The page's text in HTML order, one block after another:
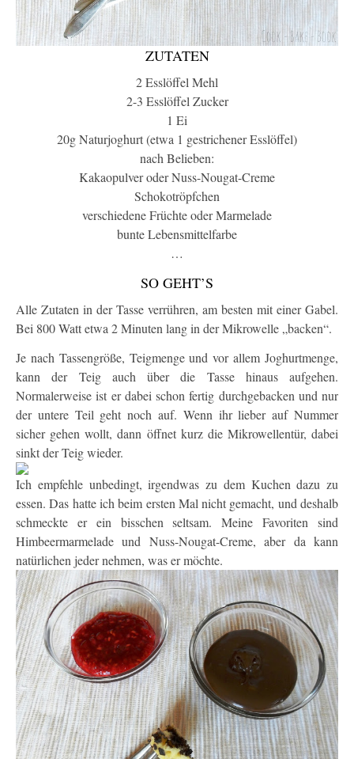
ZUTATEN
2 Esslöffel Mehl
2-3 Esslöffel Zucker
1 Ei
20g Naturjoghurt (etwa 1 gestrichener Esslöffel)
nach Belieben:
Kakaopulver oder Nuss-Nougat-Creme
Schokotröpfchen
verschiedene Früchte oder Marmelade
bunte Lebensmittelfarbe
…
SO GEHT’S
Alle Zutaten in der Tasse verrühren, am besten mit einer Gabel.
Bei 800 Watt etwa 2 Minuten lang in der Mikrowelle „backen“.
Je nach Tassengröße, Teigmenge und vor allem Joghurtmenge,
kann der Teig auch über die Tasse hinaus aufgehen.
Normalerweise ist er dabei schon fertig durchgebacken und nur
der untere Teil geht noch auf. Wenn ihr lieber auf Nummer
sicher gehen wollt, dann öffnet kurz die Mikrowellentür, dabei
sinkt der Teig wieder.
Ich empfehle unbedingt, irgendwas zu dem Kuchen dazu zu
essen. Das hatte ich beim ersten Mal nicht gemacht, und deshalb
schmeckte er ein bisschen seltsam. Meine Favoriten sind
Himbeermarmelade und Nuss-Nougat-Creme, aber da kann
natürlichen jeder nehmen, was er möchte.